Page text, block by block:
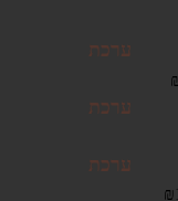
ערכת
ערכת
ערכת
₪